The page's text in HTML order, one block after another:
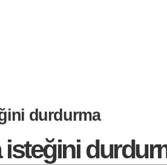
durdurma
isteğini